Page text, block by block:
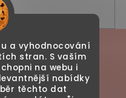
a vyhodnocování
stran. S vaším
na webu i
nabídky
těchto dat